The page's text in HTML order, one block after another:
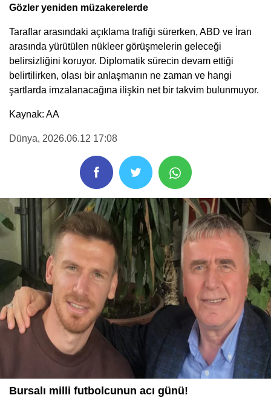
Gözler yeniden müzakerelerde
Taraflar arasındaki açıklama trafiği sürerken, ABD ve İran
arasında yürütülen nükleer görüşmelerin geleceği
belirsizliğini koruyor. Diplomatik sürecin devam ettiği
belirtilirken, olası bir anlaşmanın ne zaman ve hangi
şartlarda imzalanacağına ilişkin net bir takvim bulunmuyor.
Kaynak: AA
Dünya, 2026.06.12 17:08
Bursalı milli futbolcunun acı günü!